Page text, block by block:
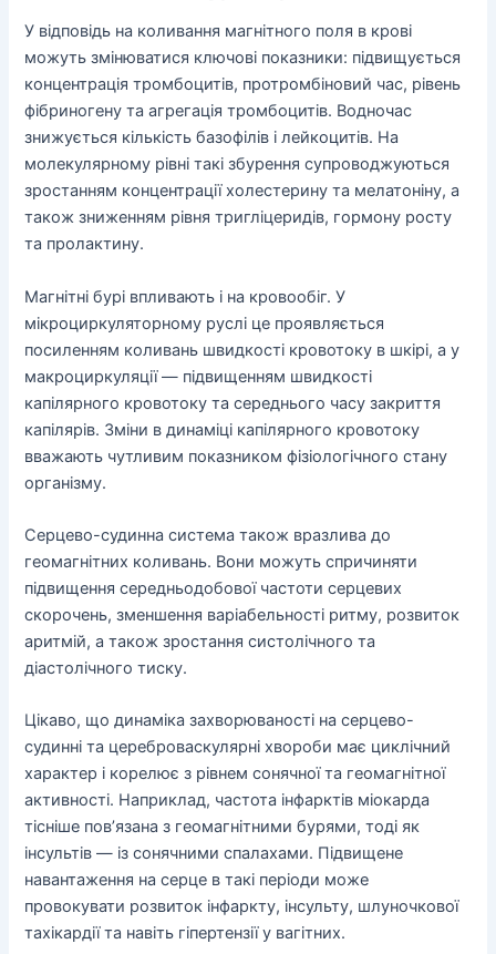
У відповідь на коливання магнітного поля в крові
можуть змінюватися ключові показники: підвищується
концентрація тромбоцитів, протромбіновий час, рівень
фібриногену та агрегація тромбоцитів. Водночас
знижується кількість базофілів і лейкоцитів. На
молекулярному рівні такі збурення супроводжуються
зростанням концентрації холестерину та мелатоніну, а
також зниженням рівня тригліцеридів, гормону росту
та пролактину.
Магнітні бурі впливають і на кровообіг. У
мікроциркуляторному руслі це проявляється
посиленням коливань швидкості кровотоку в шкірі, а у
макроциркуляції — підвищенням швидкості
капілярного кровотоку та середнього часу закриття
капілярів. Зміни в динаміці капілярного кровотоку
вважають чутливим показником фізіологічного стану
організму.
Серцево-судинна система також вразлива до
геомагнітних коливань. Вони можуть спричиняти
підвищення середньодобової частоти серцевих
скорочень, зменшення варіабельності ритму, розвиток
аритмій, а також зростання систолічного та
діастолічного тиску.
Цікаво, що динаміка захворюваності на серцево-
судинні та цереброваскулярні хвороби має циклічний
характер і корелює з рівнем сонячної та геомагнітної
активності. Наприклад, частота інфарктів міокарда
тісніше пов’язана з геомагнітними бурями, тоді як
інсультів — із сонячними спалахами. Підвищене
навантаження на серце в такі періоди може
провокувати розвиток інфаркту, інсульту, шлуночкової
тахікардії та навіть гіпертензії у вагітних.